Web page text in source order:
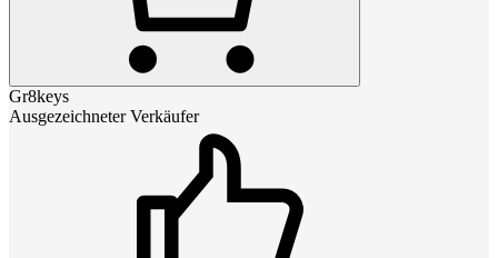
Gr8keys
Ausgezeichneter Verkäufer